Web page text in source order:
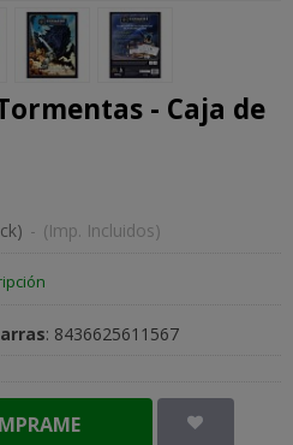
- Caja de
- (Imp. Incluidos)
: 8436625611567